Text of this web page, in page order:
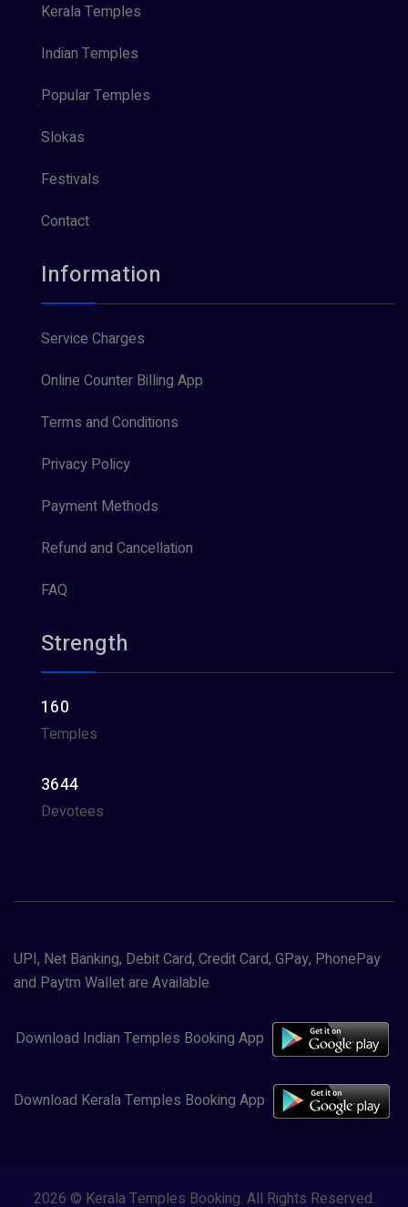
Kerala Temples
Indian Temples
Popular Temples
Slokas
Festivals
Contact
Information
Service Charges
Online Counter Billing App
Terms and Conditions
Privacy Policy
Payment Methods
Refund and Cancellation
FAQ
Strength
160
Temples
3644
Devotees
UPI, Net Banking, Debit Card, Credit Card, GPay, PhonePay
and Paytm Wallet are Available
Download Indian Temples Booking App
Download Kerala Temples Booking App
2026 © Kerala Temples Booking. All Rights Reserved.